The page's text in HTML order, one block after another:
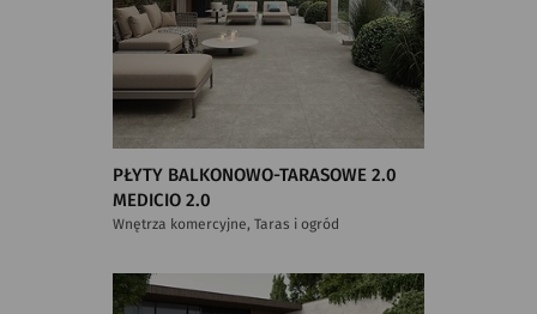
PŁYTY BALKONOWO-TARASOWE 2.0
MEDICIO 2.0
Wnętrza komercyjne, Taras i ogród